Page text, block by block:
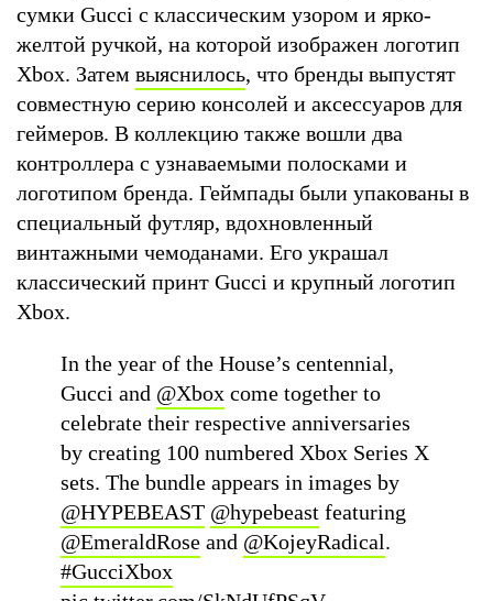
сумки Gucci с классическим узором и ярко-
желтой ручкой, на которой изображен логотип
Xbox. Затем выяснилось, что бренды выпустят
совместную серию консолей и аксессуаров для
геймеров. В коллекцию также вошли два
контроллера с узнаваемыми полосками и
логотипом бренда. Геймпады были упакованы в
специальный футляр, вдохновленный
винтажными чемоданами. Его украшал
классический принт Gucci и крупный логотип
Xbox.
In the year of the House’s centennial,
Gucci and @Xbox come together to
celebrate their respective anniversaries
by creating 100 numbered Xbox Series X
sets. The bundle appears in images by
@HYPEBEAST @hypebeast featuring
@EmeraldRose and @KojeyRadical.
#GucciXbox